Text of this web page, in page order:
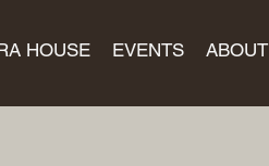
HOUSE EVENTS ABOUT